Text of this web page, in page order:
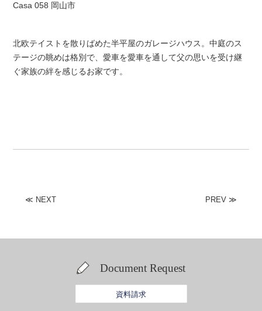
Casa 058 岡山市
北欧テイストを散りばめた半平屋のガレージハウス。中庭のス
テージの眺めは格別で、愛車を愛車を通して父の思いを受け継
ぐ家族の絆を感じるお家です。
≪ NEXT PREV ≫
Document Request
資料請求